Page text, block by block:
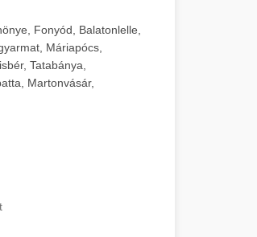
Fonyód, Balatonlelle,
Máriapócs,
Tatabánya,
Martonvásár,